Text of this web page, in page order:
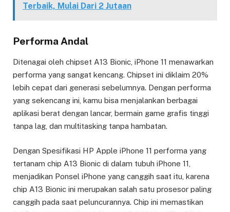
Terbaik, Mulai Dari 2 Jutaan
Performa Andal
Ditenagai oleh chipset A13 Bionic, iPhone 11 menawarkan
performa yang sangat kencang. Chipset ini diklaim 20%
lebih cepat dari generasi sebelumnya. Dengan performa
yang sekencang ini, kamu bisa menjalankan berbagai
aplikasi berat dengan lancar, bermain game grafis tinggi
tanpa lag, dan multitasking tanpa hambatan.
Dengan Spesifikasi HP Apple iPhone 11 performa yang
tertanam chip A13 Bionic di dalam tubuh iPhone 11,
menjadikan Ponsel iPhone yang canggih saat itu, karena
chip A13 Bionic ini merupakan salah satu prosesor paling
canggih pada saat peluncurannya. Chip ini memastikan